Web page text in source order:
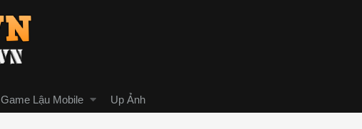
Game Lậu Mobile Up Ảnh